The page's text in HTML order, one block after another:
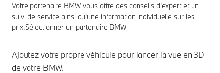
Votre partenaire BMW vous offre des conseils d'expert et un
suivi de service ainsi qu'une information individuelle sur les
prix.Sélectionner un partenaire BMW
Ajoutez votre propre véhicule pour lancer la vue en 3D
de votre BMW.